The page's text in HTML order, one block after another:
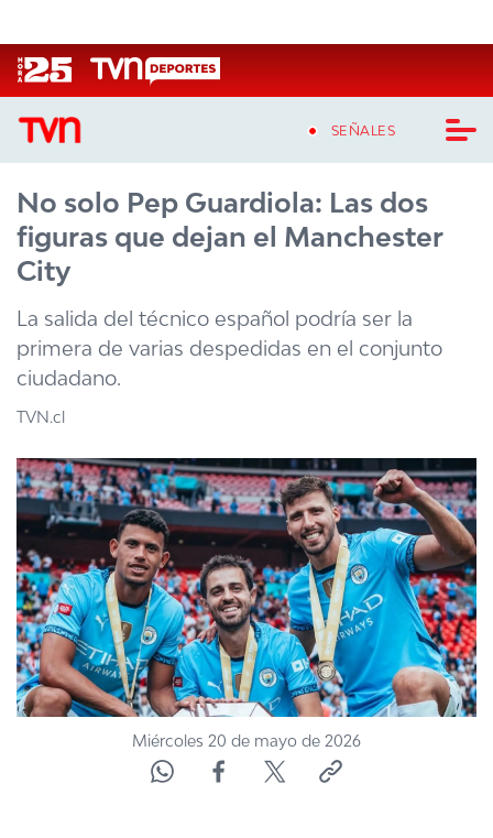
SEÑALES
CASTING MASTERCHEF CHILE
CASTING TVN VERTICAL
TVN VERTICAL
TVN PLAY
PROGRAMAS
TELESERIES
NTV
ACTUALIDAD Y TENDENCIAS
CORPORATIVO Y TRANSPARENCIA
CANAL DE DENUNCIAS
ÁREA DE PROYECTOS
No solo Pep Guardiola: Las dos
figuras que dejan el Manchester
City
La salida del técnico español podría ser la
primera de varias despedidas en el conjunto
ciudadano.
TVN.cl
Miércoles 20 de mayo de 2026